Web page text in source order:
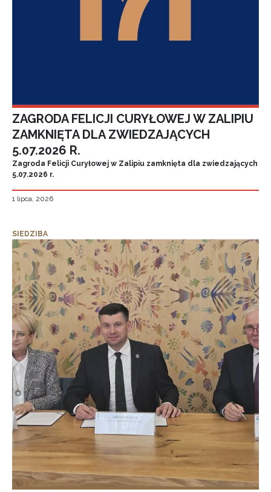
ZAGRODA FELICJI CURYŁOWEJ W ZALIPIU
ZAMKNIĘTA DLA ZWIEDZAJĄCYCH
5.07.2026 R.
Zagroda Felicji Curyłowej w Zalipiu zamknięta dla zwiedzających
5.07.2026 r.
1 lipca, 2026
SIEDZIBA